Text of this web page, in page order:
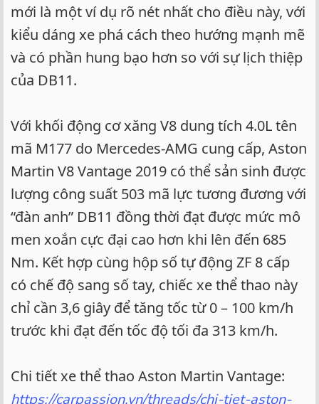
mới là một ví dụ rõ nét nhất cho điều này, với
kiểu dáng xe phá cách theo hướng mạnh mẽ
và có phần hung bạo hơn so với sự lịch thiệp
của DB11.
Với khối động cơ xăng V8 dung tích 4.0L tên
mã M177 do Mercedes-AMG cung cấp, Aston
Martin V8 Vantage 2019 có thể sản sinh được
lượng công suất 503 mã lực tương đương với
“đàn anh” DB11 đồng thời đạt được mức mô
men xoắn cực đại cao hơn khi lên đến 685
Nm. Kết hợp cùng hộp số tự động ZF 8 cấp
có chế độ sang số tay, chiếc xe thể thao này
chỉ cần 3,6 giây để tăng tốc từ 0 – 100 km/h
trước khi đạt đến tốc độ tối đa 313 km/h.
Chi tiết xe thể thao Aston Martin Vantage:
https://carpassion.vn/threads/chi-tiet-aston-